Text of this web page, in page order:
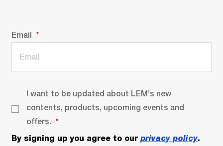
Email
I want to be updated about LEM’s new
contents, products, upcoming events and
offers.
By signing up you agree to our privacy policy.